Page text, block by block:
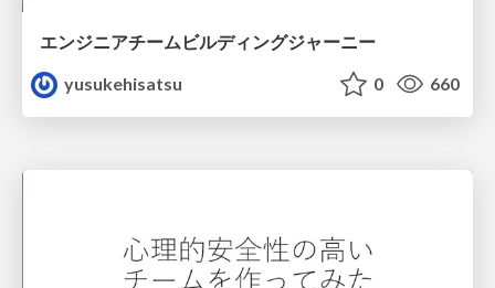
エンジニアチームビルディングジャーニー
yusukehisatsu
0 660